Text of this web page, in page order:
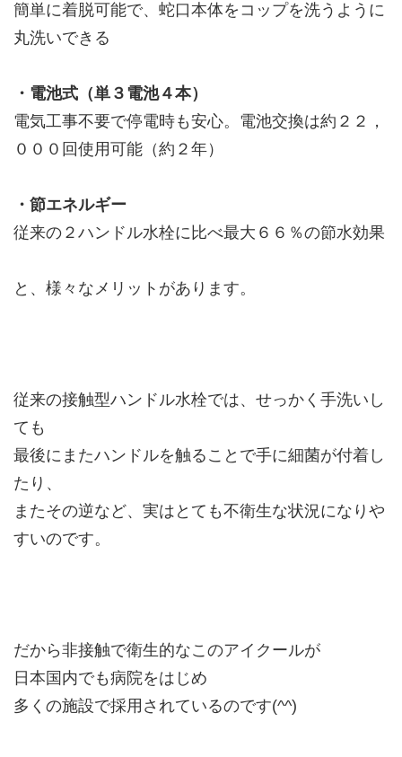
簡単に着脱可能で、蛇口本体をコップを洗うように
丸洗いできる
・電池式（単３電池４本）
電気工事不要で停電時も安心。電池交換は約２２，
０００回使用可能（約２年）
・節エネルギー
従来の２ハンドル水栓に比べ最大６６％の節水効果
と、様々なメリットがあります。
従来の接触型ハンドル水栓では、せっかく手洗いし
ても
最後にまたハンドルを触ることで手に細菌が付着し
たり、
またその逆など、実はとても不衛生な状況になりや
すいのです。
だから非接触で衛生的なこのアイクールが
日本国内でも病院をはじめ
多くの施設で採用されているのです(^^)